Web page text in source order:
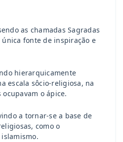
as chamadas Sagradas
única fonte de inspiração e
hierarquicamente
escala sôcio-religiosa, na
o ápice.
a tornar-se a base de
como o